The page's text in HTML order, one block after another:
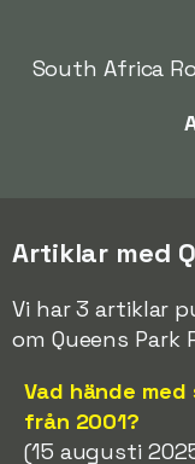
South Africa
Artiklar med
Vi har 3 artiklar
om Queens Park
Vad hände
från 2001?
(15 augusti